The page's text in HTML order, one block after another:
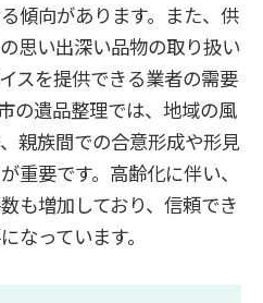
傾向があります。また、供
思い出深い品物の取り扱い
スを提供できる業者の需要
の遺品整理では、地域の風
親族間での合意形成や形見
重要です。高齢化に伴い、
も増加しており、信頼でき
なっています。